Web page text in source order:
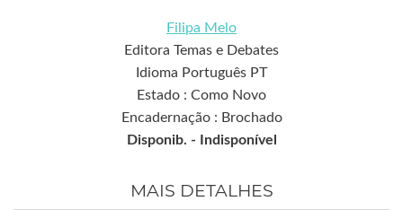
Filipa Melo
Editora Temas e Debates
Idioma Português PT
Estado : Como Novo
Encadernação : Brochado
Disponib. - Indisponível
MAIS DETALHES